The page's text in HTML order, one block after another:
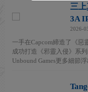
三上
3A
2026-
一手在Capcom締造了《惡
成功打造《邪靈入侵》系
Unbound Games更多細節